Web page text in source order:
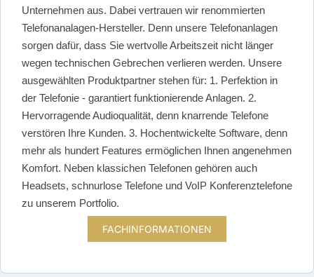
Unternehmen aus. Dabei vertrauen wir renommierten
Telefonanalagen-Hersteller. Denn unsere Telefonanlagen
sorgen dafür, dass Sie wertvolle Arbeitszeit nicht länger
wegen technischen Gebrechen verlieren werden. Unsere
ausgewählten Produktpartner stehen für: 1. Perfektion in
der Telefonie - garantiert funktionierende Anlagen. 2.
Hervorragende Audioqualität, denn knarrende Telefone
verstören Ihre Kunden. 3. Hochentwickelte Software, denn
mehr als hundert Features ermöglichen Ihnen angenehmen
Komfort. Neben klassichen Telefonen gehören auch
Headsets, schnurlose Telefone und VoIP Konferenztelefone
zu unserem Portfolio.
FACHINFORMATIONEN